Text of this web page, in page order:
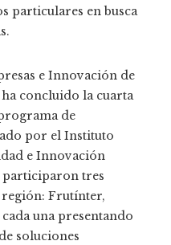
particulares en busca
e Innovación de
concluido la cuarta
de
por el Instituto
e Innovación
participaron tres
región: Frutínter,
una presentando
soluciones